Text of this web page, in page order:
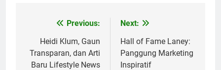
Navigasi
pos
Previous:
Heidi Klum, Gaun
Transparan, dan Arti
Baru Lifestyle News
Next:
Hall of Fame Laney:
Panggung Marketing
Inspiratif